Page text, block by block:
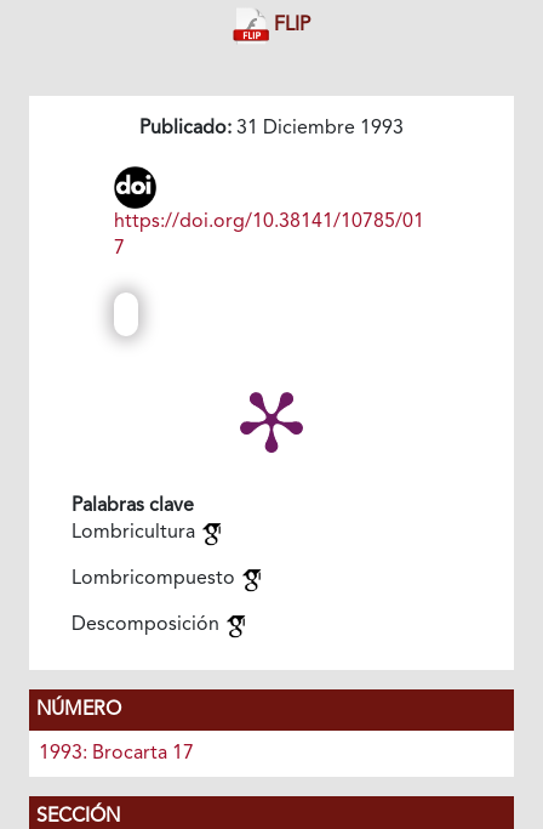
FLIP
Publicado: 31 Diciembre 1993
https://doi.org/10.38141/10785/01
7
Palabras clave
Lombricultura
Lombricompuesto
Descomposición
NÚMERO
1993: Brocarta 17
SECCIÓN